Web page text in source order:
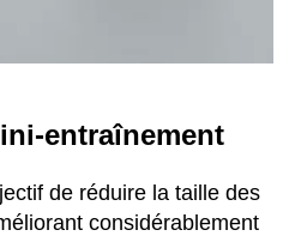
entraînement
de réduire la taille des
considérablement